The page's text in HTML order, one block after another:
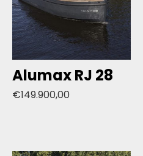
Alumax RJ 28
€149.900,00